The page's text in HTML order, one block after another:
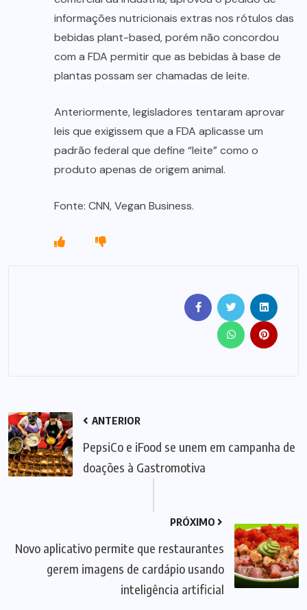
informações nutricionais extras nos rótulos das
bebidas plant-based, porém não concordou
com a FDA permitir que as bebidas à base de
plantas possam ser chamadas de leite.
Anteriormente, legisladores tentaram aprovar
leis que exigissem que a FDA aplicasse um
padrão federal que define “leite” como o
produto apenas de origem animal.
Fonte: CNN, Vegan Business.
ANTERIOR
PepsiCo e iFood se unem em campanha de
doações à Gastromotiva
PRÓXIMO
Novo aplicativo permite que restaurantes
gerem imagens de cardápio usando
inteligência artificial